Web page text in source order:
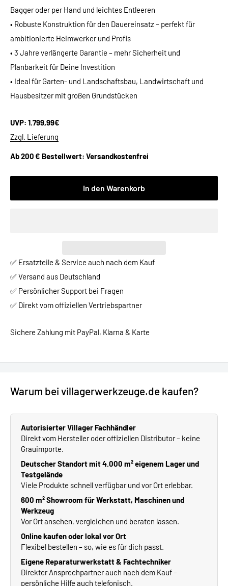
Bagger oder per Hand und leichtes Entleeren
• Robuste Konstruktion für den Dauereinsatz – perfekt für
ambitionierte Heimwerker und Profis
• 3 Jahre verlängerte Garantie – mehr Sicherheit und
Planbarkeit für Deine Investition
• Ideal für Garten- und Landschaftsbau, Landwirtschaft und
Hausbesitzer mit großen Grundstücken
UVP: 1.799,99€
Zzgl. Lieferung
Ab 200 € Bestellwert: Versandkostenfrei
In den Warenkorb
✅ Ersatzteile & Service auch nach dem Kauf
✅ Versand aus Deutschland
✅ Persönlicher Support bei Fragen
✅ Direkt vom offiziellen Vertriebspartner
Sichere Zahlung mit PayPal, Klarna & Karte
Warum bei villagerwerkzeuge.de kaufen?
Autorisierter Villager Fachhändler
Direkt vom Hersteller oder offiziellen Distributor – keine
Grauimporte.
Deutscher Standort mit 4.000 m² eigenem Lager und
Testgelände
Viele Produkte schnell verfügbar und vor Ort erlebbar.
600 m² Showroom für Werkstatt, Maschinen und
Werkzeug
Vor Ort ansehen, vergleichen und beraten lassen.
Online kaufen oder lokal vor Ort
Flexibel bestellen – so, wie es für dich passt.
Eigene Reparaturwerkstatt & Fachtechniker
Direkter Ansprechpartner auch nach dem Kauf –
persönliche Hilfe auch telefonisch.